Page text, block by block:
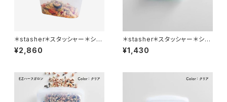
＊stasher＊スタッシャー＊シリ
コンバッグ＊ボウルM＊全2色＊
4-CUP＊
¥2,860
＊stasher＊スタッシャー＊シリ
コンバッグ＊EZスナック（S）＊全
7色＊
¥1,430